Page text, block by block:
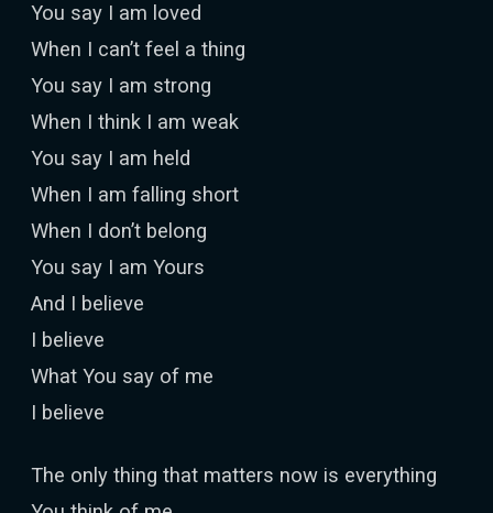
You say I am loved
When I can’t feel a thing
You say I am strong
When I think I am weak
You say I am held
When I am falling short
When I don’t belong
You say I am Yours
And I believe
I believe
What You say of me
I believe
The only thing that matters now is everything